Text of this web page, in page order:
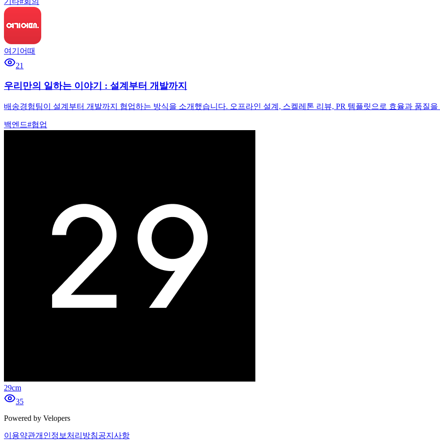
여기어때
21
우리만의 일하는 이야기 : 설계부터 개발까지
배송경험팀이 설계부터 개발까지 협업하는 방식을 소개했습니다. 오프라인 설계, 스켈레톤 리뷰, PR 템플릿으로 효율과 품질을
백엔드#협업
29cm
35
Powered by Velopers
이용약관개인정보처리방침공지사항